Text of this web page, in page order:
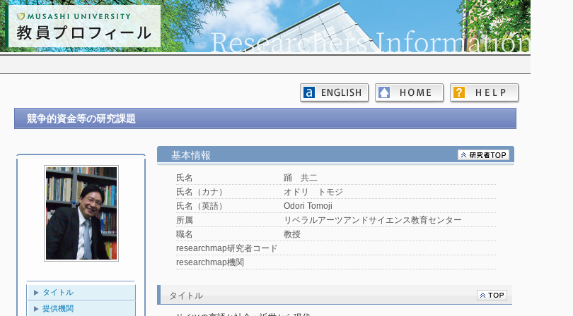
競争的資金等の研究課題
タイトル
提供機関
基本情報
氏名
踊 共二
氏名（カナ）
オドリ トモジ
氏名（英語）
Odori Tomoji
所属
リベラルアーツアンドサイエンス教育センター
職名
教授
researchmap研究者コード
researchmap機関
タイトル